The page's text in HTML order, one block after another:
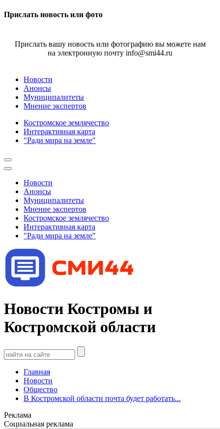
Прислать новость или фото
Прислать вашу новость или фотографию вы можете нам
на электронную почту info@smi44.ru
Новости
Анонсы
Муниципалитеты
Мнение экспертов
Костромское землячество
Интерактивная карта
"Ради мира на земле"
Новости
Анонсы
Муниципалитеты
Мнение экспертов
Костромское землячество
Интерактивная карта
"Ради мира на земле"
Новости Костромы и
Костромской области
Главная
Новости
Общество
В Костромской области почта будет работать...
Реклама
Социальная реклама